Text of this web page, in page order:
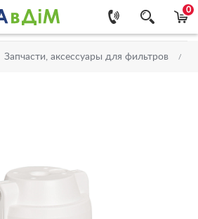
0
Запчасти, аксессуары для фильтров